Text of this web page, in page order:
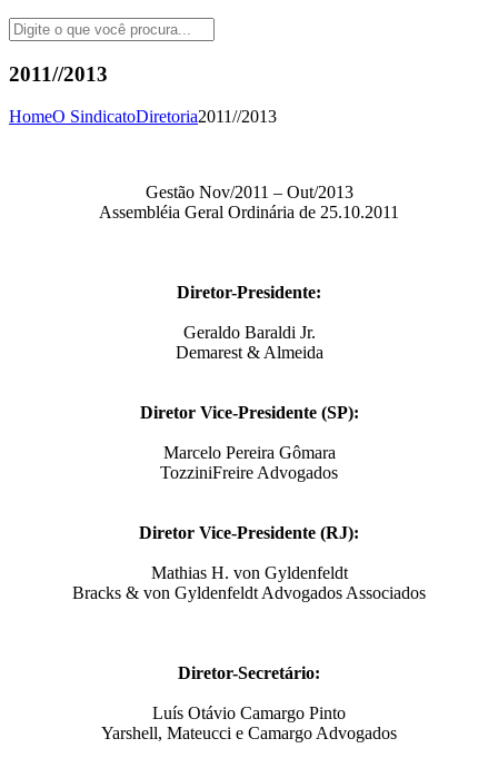
2011//2013
HomeO SindicatoDiretoria2011//2013
Gestão Nov/2011 – Out/2013
Assembléia Geral Ordinária de 25.10.2011
Diretor-Presidente:
Geraldo Baraldi Jr.
Demarest & Almeida
Diretor Vice-Presidente (SP):
Marcelo Pereira Gômara
TozziniFreire Advogados
Diretor Vice-Presidente (RJ):
Mathias H. von Gyldenfeldt
Bracks & von Gyldenfeldt Advogados Associados
Diretor-Secretário:
Luís Otávio Camargo Pinto
Yarshell, Mateucci e Camargo Advogados